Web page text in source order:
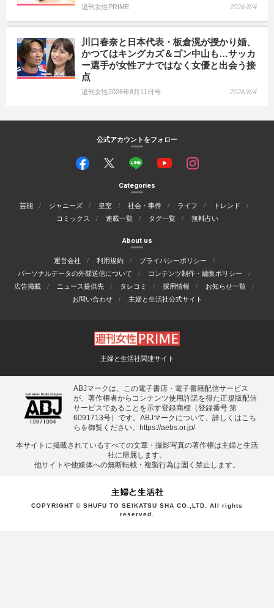
週刊女性PRIME 2026/8/4
川口春奈と日本代表・板倉滉が授かり婚、
かつてはキングカズ＆ゴン中山も…サッカ
ー選手が女性アナではなく女優と出会う接
点
週刊女性2026年8月11日号 2026/8/4
公式アカウントをフォロー
Categories
芸能 ジャニーズ 皇室 社会・事件 ライフ
トレンド
コミックス
連載一覧 タグ一覧 無料占い
About us
運営会社 利用規約
プライバシーポリシー
パーソナルデータの外部送信について
コンテンツ制作・編集ポリシー
広告掲載
ニュース提供先 タレコミ 採用情報
お知らせ一覧
お問い合わせ
主婦と生活社公式サイト
主婦と生活社関連サイト
ABJマークは、この電子書店・電子書籍配信サービス
が、著作権者からコンテンツ使用許諾を得た正規版配信
サービスであることを示す登録商標（登録番号 第
6091713号）です。ABJマークについて、詳しくはこち
らを御覧ください。
https://aebs.or.jp/
本サイトに掲載されているすべての⽂章・撮影写真の著作権は主婦と⽣活
社に帰属します。
他サイトや他媒体への無断転載・複製⾏為は固く禁⽌します。
COPYRIGHT © SHUFU TO SEIKATSU SHA CO.,LTD. All rights
reserved.